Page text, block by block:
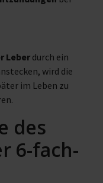
Leberdurch ein
wird die
im Leben zu
des
6-fach-